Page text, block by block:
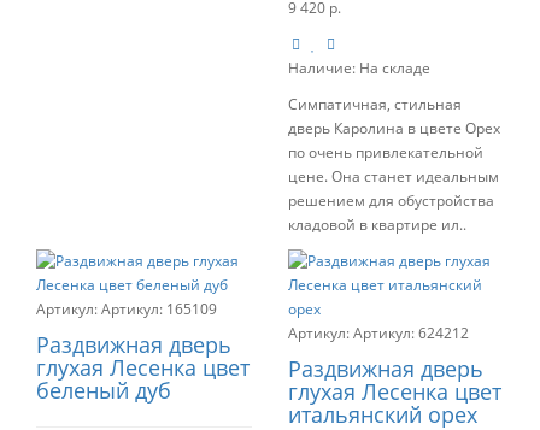
9 420 р.
Наличие: На складе
Симпатичная, стильная
дверь Каролина в цвете Орех
по очень привлекательной
цене. Она станет идеальным
решением для обустройства
кладовой в квартире ил..
Артикул: 165109
Раздвижная дверь
глухая Лесенка цвет
беленый дуб
Артикул:624212
Раздвижная дверь
глухая Лесенка цвет
итальянский орех